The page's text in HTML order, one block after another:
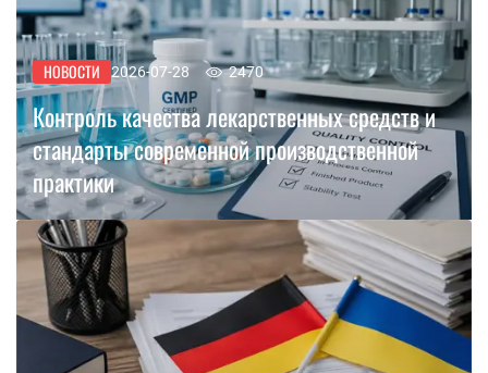
НОВОСТИ 2026-07-28 2470
Контроль качества лекарственных средств и
стандарты современной производственной
практики